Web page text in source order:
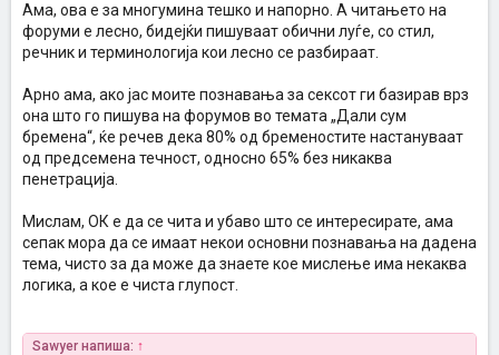
Ама, ова е за многумина тешко и напорно. А читањето на
форуми е лесно, бидејќи пишуваат обични луѓе, со стил,
речник и терминологија кои лесно се разбираат.
Арно ама, ако јас моите познавања за сексот ги базирав врз
она што го пишува на форумов во темата „Дали сум
бремена“, ќе речев дека 80% од бременостите настануваат
од предсемена течност, односно 65% без никаква
пенетрација.
Мислам, ОК е да се чита и убаво што се интересирате, ама
сепак мора да се имаат некои основни познавања на дадена
тема, чисто за да може да знаете кое мислење има некаква
логика, а кое е чиста глупост.
Sawyer напиша: ↑